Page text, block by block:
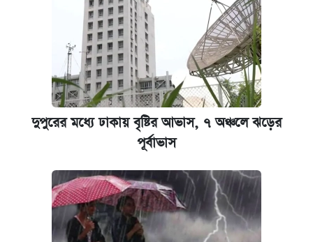
দুপুরের মধ্যে ঢাকায় বৃষ্টির আভাস, ৭ অঞ্চলে ঝড়ের
পূর্বাভাস